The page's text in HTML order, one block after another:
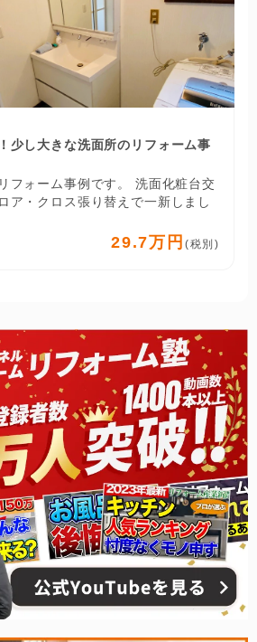
少し大きな洗面所のリフォーム事
フォーム事例です。 洗面化粧台交
ア・クロス張り替えで一新しまし
29.7万円 (税別)